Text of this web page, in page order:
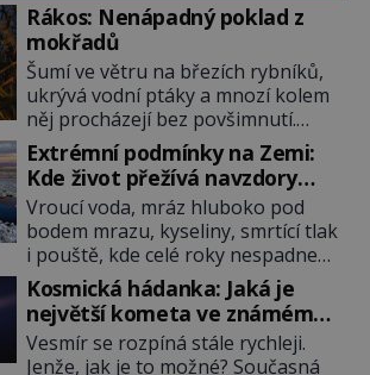
Rákos: Nenápadný poklad z
mokřadů
Šumí ve větru na březích rybníků,
ukrývá vodní ptáky a mnozí kolem
něj procházejí bez povšimnutí.
Přesto právě rákos pomáhal stavět
domy, vyrábět lodě, zapisovat první
texty a inspiroval řadu pověstí.
Tato skromná, ale užitečná
rostlina provází člověka už tisíce
let. Většina lidí vnímá rákos jen jako
obyčejnou kulisu letního koupání.
Stačí se však podívat […]
Extrémní podmínky na Zemi:
Kde život přežívá navzdory
všemu
Vroucí voda, mráz hluboko pod
bodem mrazu, kyseliny, smrtící tlak
i pouště, kde celé roky nespadne
jediná kapka deště. Na první
pohled místa, kde nemůže
existovat vůbec nic. Přesto právě
tady vědci objevují organismy,
Kosmická hádanka: Jaká je
největší kometa ve známém
vesmíru?
Vesmír se rozpíná stále rychleji.
Jenže, jak je to možné? Současná